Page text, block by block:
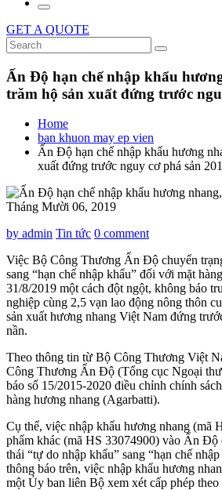
GET A QUOTE
Ấn Độ hạn chế nhập khẩu
trăm hộ sản xuất đứng trước
Home
ban khuon may ep vien
Ấn Độ hạn chế nhập khẩu hương
xuất đứng trước nguy cơ phá sản
Tháng Mười 06, 2019
by admin Tin tức 0 comment
Việc Bộ Công Thương Ấn Độ chuyển
sang “hạn chế nhập khẩu” đối với mặt
31/8/2019 một cách đột ngột, không báo
nghiệp cùng 2,5 vạn lao động nông thôn
sản xuất hương nhang Việt Nam đứng
nần.
Theo thông tin từ Bộ Công Thương Việt
Công Thương Ấn Độ (Tổng cục Ngoại
báo số 15/2015-2020 điều chỉnh chính
hàng hương nhang (Agarbatti).
Cụ thể, việc nhập khẩu hương nhang (mã
phẩm khác (mã HS 33074900) vào Ấn Độ
thái “tự do nhập khẩu” sang “hạn chế
thông báo trên, việc nhập khẩu hương
một Ủy ban liên Bộ xem xét cấp phép